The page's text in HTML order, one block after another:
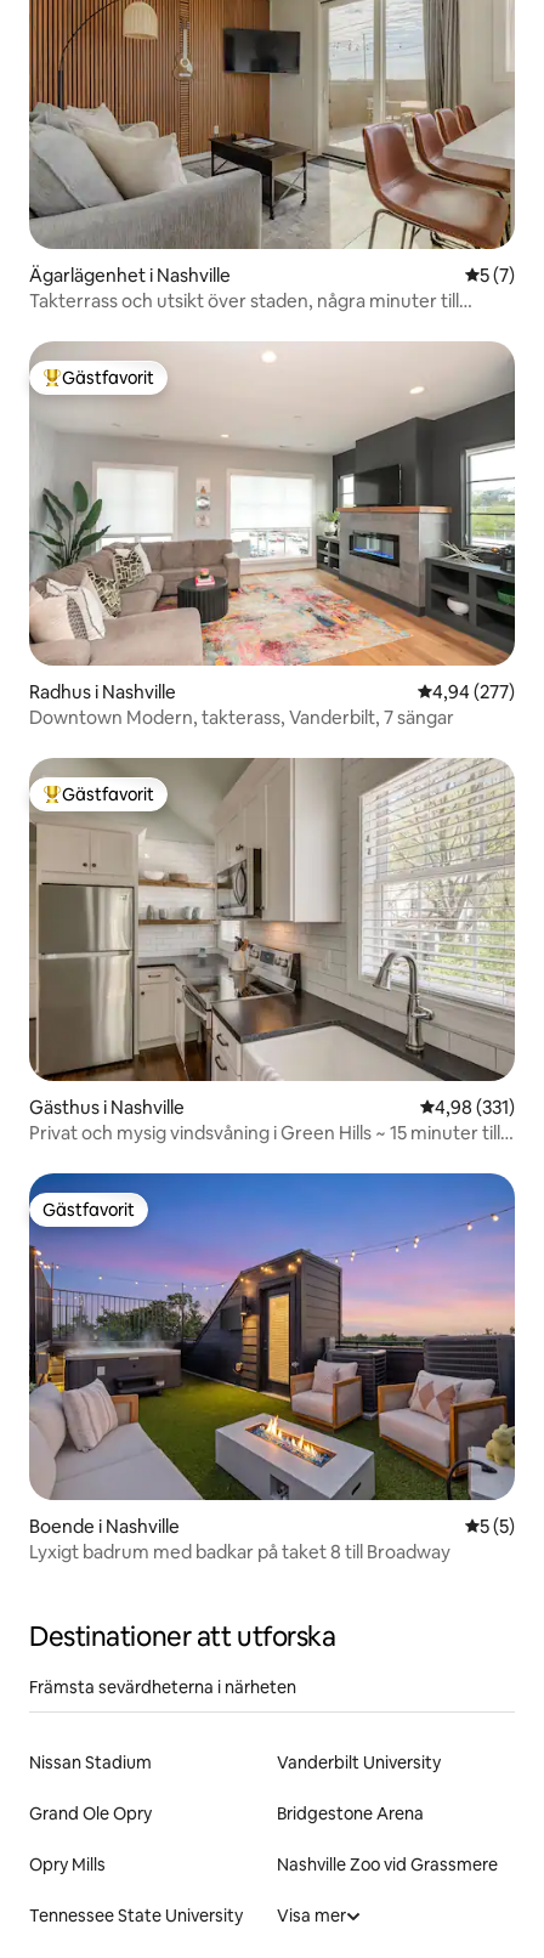
Ägarlägenhet i Nashville 5 av 5 i
5 (7)
Takterrass och utsikt över staden, några minuter till
Populär gästfavorit
Gästfavorit
Radhus i Nashville 4,94 av 5 i
4,94 (277)
Downtown Modern, takterass, Vanderbilt, 7 sängar
Populär gästfavorit
Gästfavorit
Gästhus i Nashville 4,98 av 5 i
4,98 (331)
Privat och mysig vindsvåning i Green Hills ~ 15 minuter till
Gästfavorit
Gästfavorit
Boende i Nashville 5 av 5 i
5 (5)
Lyxigt badrum med badkar på taket 8 till Broadway
Destinationer att utforska
Främsta sevärdheterna i närheten
Nissan Stadium Vanderbilt University
Grand Ole Opry Bridgestone Arena
Opry Mills Nashville Zoo vid Grassmere
Tennessee State University Visa mer